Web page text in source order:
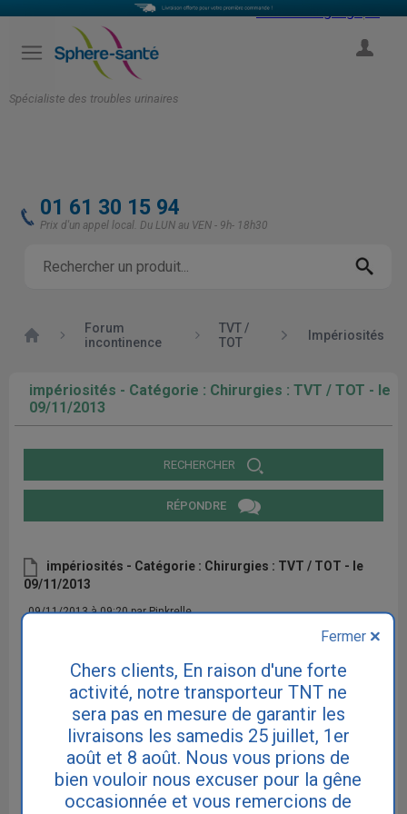
Spécialiste des troubles urinaires
Select Language
01 61 30 15 94
Prix d'un appel local. Du LUN au VEN - 9h- 18h30
Accueil
Forum
incontinence
TVT /
TOT
Impériosités
impériosités - Catégorie : Chirurgies : TVT / TOT - le
09/11/2013
RECHERCHER
RÉPONDRE
impériosités - Catégorie : Chirurgies : TVT / TOT - le
09/11/2013
09/11/2013 à 09:20 par Pinkrelle
j'ai fait poser une bandelette en 2009 et j'ai toujours des impériosités
situation difficile à accepter.Je prends du Vesicare depuis peu de
temps mais il ne me fait plus rien.
Personnellement je constate que la bandelette n'est pas une réussite.
RÉPONDRE
Chers clients, En raison d'une forte
activité, notre transporteur TNT ne
sera pas en mesure de garantir les
livraisons les samedis 25 juillet, 1er
août et 8 août. Nous vous prions de
bien vouloir nous excuser pour la gêne
occasionnée et vous remercions de
Fermer